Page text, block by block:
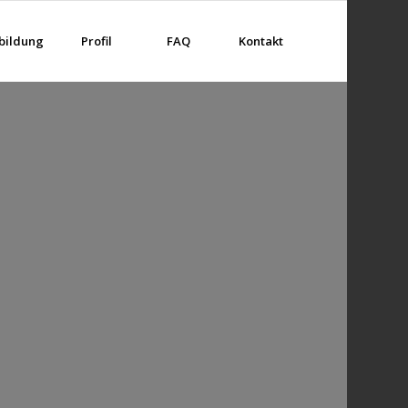
Profil FAQ Kontakt